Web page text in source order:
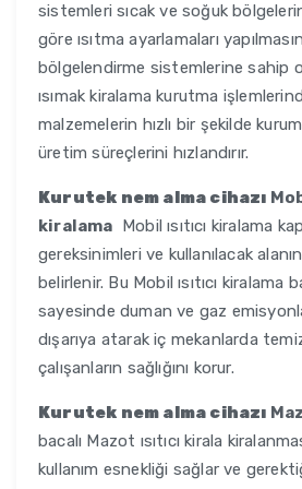
sistemleri sıcak ve soğuk
göre ısıtma ayarlamaları
bölgelendirme sistemlerine sahip
ısımak kiralama kurutma
malzemelerin hızlı bir şekilde
üretim süreçlerini hızlandırır.
Kurutek nem alma cihazı
kiralama Mobil ısıtıcı kiralama
gereksinimleri ve kullanılacak
belirlenir. Bu Mobil ısıtıcı kiralama
sayesinde duman ve gaz
dışarıya atarak iç mekanlarda
çalışanların sağlığını korur.
Kurutek nem alma cihazı
bacalı Mazot ısıtıcı kirala
kullanım esnekliği sağlar ve